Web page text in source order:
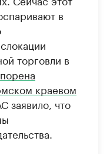
в
торговли в
краевом
заявило, что